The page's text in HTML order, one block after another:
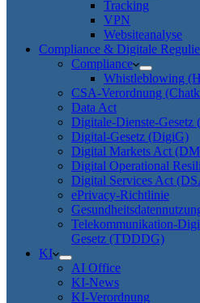
Tracking
VPN
Websiteanalyse
Compliance & Digitale
Compliance
Whistleblowing
CSA-Verordnung
Data Act
Digitale-Dienste-Gesetz
Digital-Gesetz (DigiG)
Digital Markets Act
Digital Operational
Digital Services Act
ePrivacy-Richtlinie
Telekommunikation-
Gesetz (TDDDG)
KI
AI Office
KI-News
KI-Verordnung